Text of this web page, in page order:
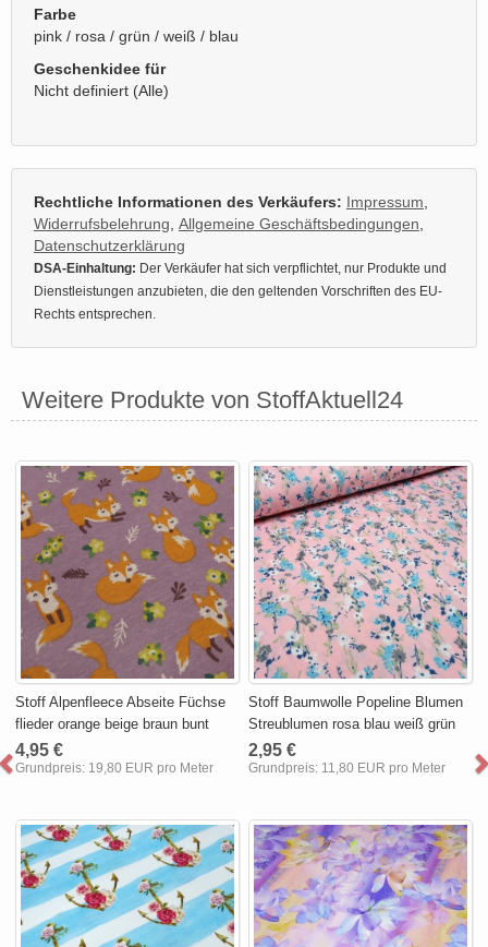
Farbe
pink / rosa / grün / weiß / blau
Geschenkidee für
Nicht definiert (Alle)
Rechtliche Informationen des Verkäufers: Impressum
Widerrufsbelehrung Allgemeine Geschäftsbedingungen
Datenschutzerklärung
DSA-Einhaltung: Der Verkäufer hat sich verpflichtet, nur Produkte und
Dienstleistungen anzubieten, die den geltenden Vorschriften des EU-
Rechts entsprechen.
Weitere Produkte von StoffAktuell24
Stoff Alpenfleece Abseite Füchse
flieder orange beige braun bunt
4,95 €
Grundpreis: 19,80 EUR pro Meter
Stoff Baumwolle Popeline Blumen
Streublumen rosa blau weiß grün
2,95 €
Grundpreis: 11,80 EUR pro Meter